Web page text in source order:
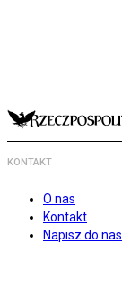
KONTAKT
O nas
Kontakt
Napisz do nas